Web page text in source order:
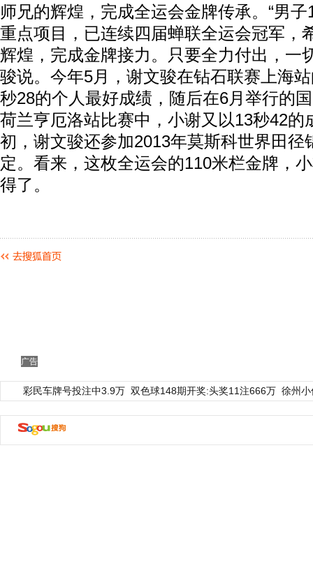
师兄的辉煌，完成全运会金牌传承。“男
重点项目，已连续四届蝉联全运会冠军，
辉煌，完成金牌接力。只要全力付出，一
骏说。今年5月，谢文骏在钻石联赛上海
秒28的个人最好成绩，随后在6月举行的
荷兰亨厄洛站比赛中，小谢又以13秒42的
初，谢文骏还参加2013年莫斯科世界田径
定。看来，这枚全运会的110米栏金牌，
得了。
广告
彩民车牌号投注中3.9万 双色球148期开奖:头奖11注666万 徐州